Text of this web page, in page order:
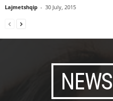
Lajmetshqip - 30 July, 2015